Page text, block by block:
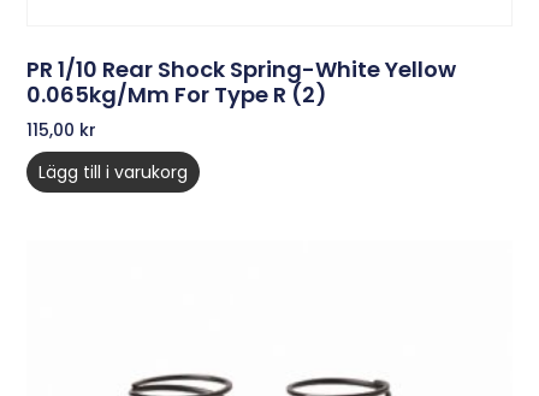
PR 1/10 Rear Shock Spring-White Yellow
0.065kg/mm For Type R (2)
115,00 kr
Lägg till i varukorg